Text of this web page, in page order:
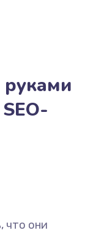
что они